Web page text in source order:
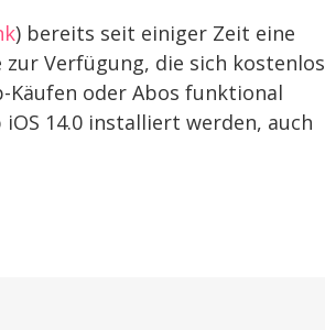
) bereits seit einiger Zeit eine
Verfügung, die sich kostenlos
Käufen oder Abos funktional
14.0 installiert werden, auch